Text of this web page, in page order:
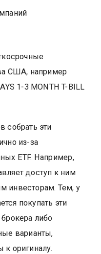
США, например
1-3 MONTH T-BILL
собрать эти
из-за
ETF. Например,
доступ к ним
инвесторам. Тем, у
покупать эти
либо
варианты,
оригиналу.